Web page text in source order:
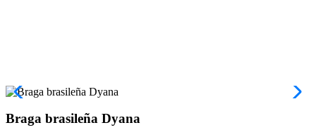
Braga brasileña Dyana